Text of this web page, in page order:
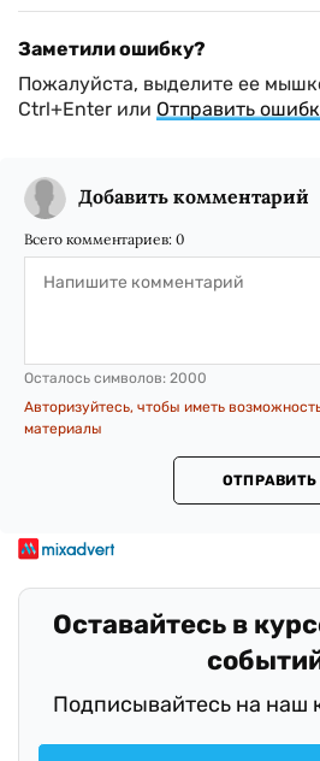
Заметили ошибку?
Пожалуйста, выделите ее
Ctrl+Enter или Отправить
Добавить комментарий
Всего комментариев: 0
Осталось символов: 2000
Авторизуйтесь, чтобы иметь
материалы
ОТПРАВИТЬ
Оставайтесь в
Подписывайтесь на наш